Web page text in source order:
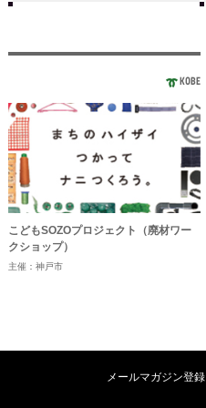
KOBE
こどもSOZOプロジェクト（廃材ワー
クショップ）
主催：神戸市
メールマガジン登録